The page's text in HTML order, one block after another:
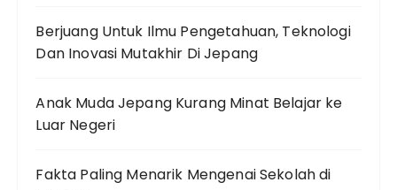
Berjuang Untuk Ilmu Pengetahuan, Teknologi
Dan Inovasi Mutakhir Di Jepang
Anak Muda Jepang Kurang Minat Belajar ke
Luar Negeri
Fakta Paling Menarik Mengenai Sekolah di